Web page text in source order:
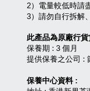
2）電量較低時請
3）請勿自行拆解
此產品為原廠行貨
保養期 : 3 個月
提供保養之公司 :
保養中心資料 :